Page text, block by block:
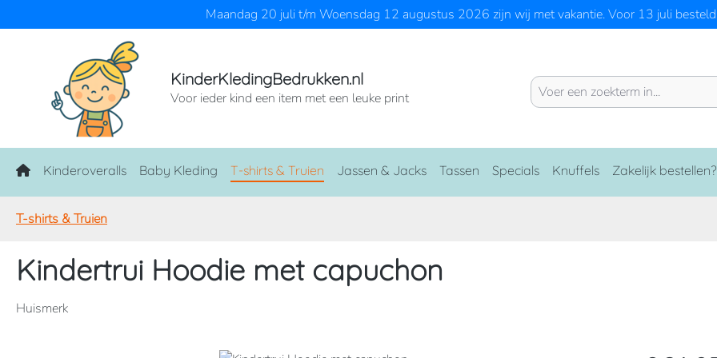
Maandag 20 juli t/m Woensdag 12 augustus 2026 zijn wij met vakantie. Voor 13 juli
KinderKledingBedrukken.nl
Voor ieder kind een item met een leuke print
Home
Kinderoveralls Baby Kleding T-shirts & Truien Jassen & Jacks Tassen Specials Knuffels Zakelijk bestellen?
T-shirts & Truien
Kindertrui Hoodie met capuchon
Huismerk